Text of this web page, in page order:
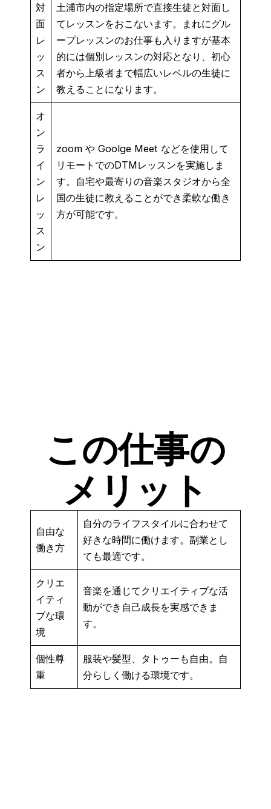
対
面
レ
ッ
ス
ン
土浦市内の指定場所で直接生徒と対面し
てレッスンをおこないます。まれにグル
ープレッスンのお仕事も入りますが基本
的には個別レッスンの対応となり、初心
者から上級者まで幅広いレベルの生徒に
教えることになります。
オ
ン
ラ
イ
ン
レ
ッ
ス
ン
zoom や Goolge Meet などを使用して
リモートでのDTMレッスンを実施しま
す。自宅や最寄りの音楽スタジオから全
国の生徒に教えることができ柔軟な働き
方が可能です。
この仕事の
メリット
自由な
働き方
自分のライフスタイルに合わせて
好きな時間に働けます。副業とし
ても最適です。
クリエ
イティ
ブな環
境
音楽を通じてクリエイティブな活
動ができ自己成長を実感できま
す。
個性尊
重
服装や髪型、タトゥーも自由。自
分らしく働ける環境です。